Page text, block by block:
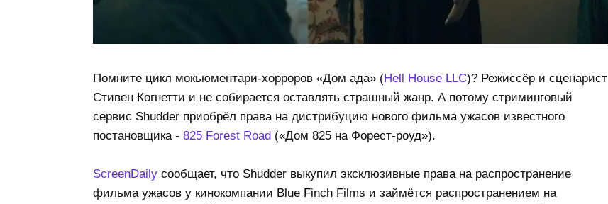
Помните цикл мокьюментари-хорроров «Дом ада» (Hell House LLC)? Режиссёр и сценарист
Стивен Когнетти и не собирается оставлять страшный жанр. А потому стриминговый
сервис Shudder приобрёл права на дистрибуцию нового фильма ужасов известного
постановщика - 825 Forest Road(«Дом 825 на Форест-роуд»).
ScreenDailyсообщает, что Shudder выкупил эксклюзивные права на распространение
фильма ужасов у кинокомпании Blue Finch Films и займётся распространением на